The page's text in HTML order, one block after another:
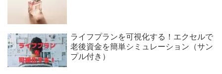
ライフプランを可視化する！エクセルで
老後資金を簡単シミュレーション（サン
プル付き）